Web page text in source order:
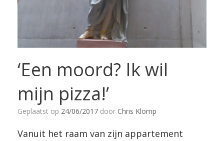
‘Een moord? Ik wil
mijn pizza!’
Geplaatst op 24/06/2017 door Chris Klomp
Vanuit het raam van zijn appartement